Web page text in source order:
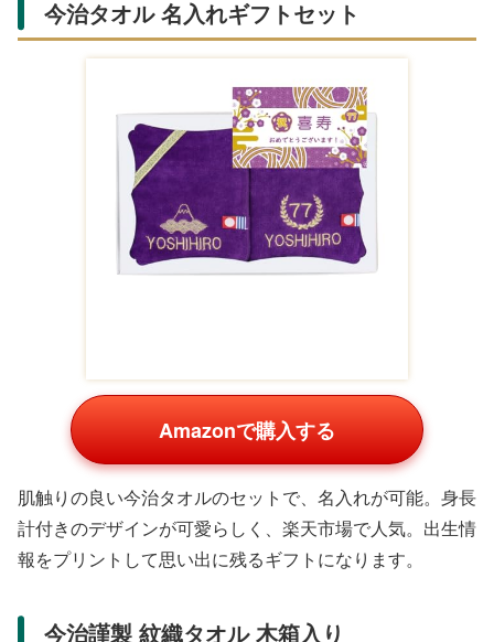
Amazonで購入する
ほろっと溶けるくちどけの千寿せんべい。ティータイムに
ぴったりの上品なお菓子で、Amazonで限定缶入りギフト
が人気。甘いもの好きの方への心遣いが伝わります。
資生堂パーラー フリュイジュレ